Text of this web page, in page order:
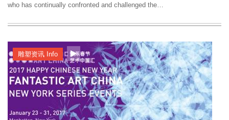
who has continually confronted and challenged the…
雕塑资讯 Info